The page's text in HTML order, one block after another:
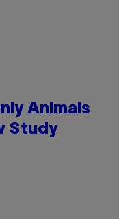
Animals
Study